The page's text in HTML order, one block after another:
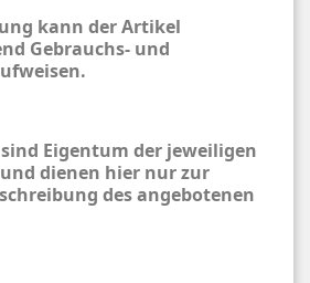
kann der Artikel
Gebrauchs- und
Eigentum der jeweiligen
dienen hier nur zur
des angebotenen